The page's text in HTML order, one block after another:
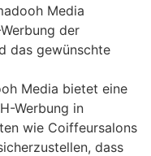
Media
der
das gewünschte
Media bietet eine
Werbung in
wie Coiffeursalons
dass